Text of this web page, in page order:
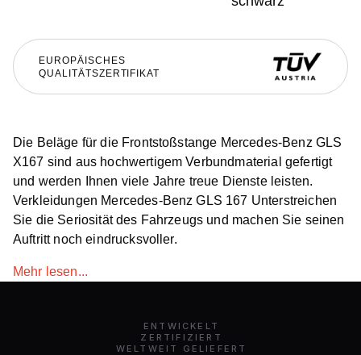
EUROPÄISCHES
QUALITÄTSZERTIFIKAT
Die Beläge für die Frontstoßstange Mercedes-Benz GLS
X167 sind aus hochwertigem Verbundmaterial gefertigt
und werden Ihnen viele Jahre treue Dienste leisten.
Verkleidungen Mercedes-Benz GLS 167 Unterstreichen
Sie die Seriosität des Fahrzeugs und machen Sie seinen
Auftritt noch eindrucksvoller.
Mehr lesen...
ENTWICKELT
ZERTIFIZIERT
WELTWEIT GELIEFERT